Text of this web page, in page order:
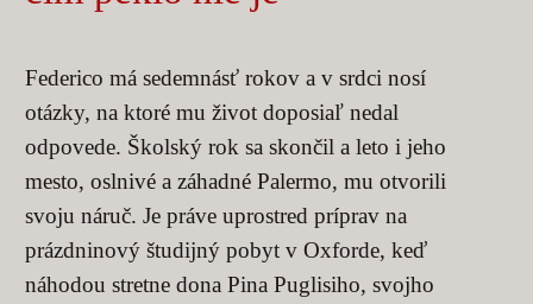
Federico má sedemnásť rokov a v srdci nosí
otázky, na ktoré mu život doposiaľ nedal
odpovede. Školský rok sa skončil a leto i jeho
mesto, oslnivé a záhadné Palermo, mu otvorili
svoju náruč. Je práve uprostred príprav na
prázdninový študijný pobyt v Oxforde, keď
náhodou stretne dona Pina Puglisiho, svojho